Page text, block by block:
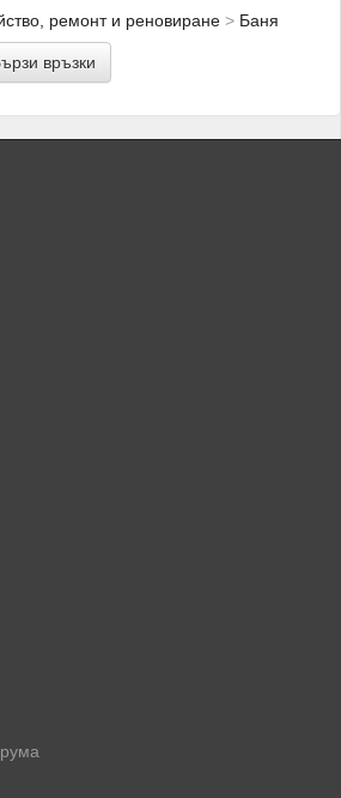
ремонт и реновиране
Баня
връзки